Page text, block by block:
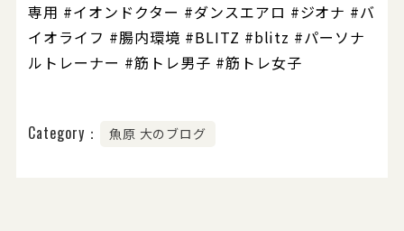
専用 #イオンドクター #ダンスエアロ #ジオナ #バ
イオライフ #腸内環境 #BLITZ #blitz #パーソナ
ルトレーナー #筋トレ男子 #筋トレ女子
Category： 魚原 大のブログ